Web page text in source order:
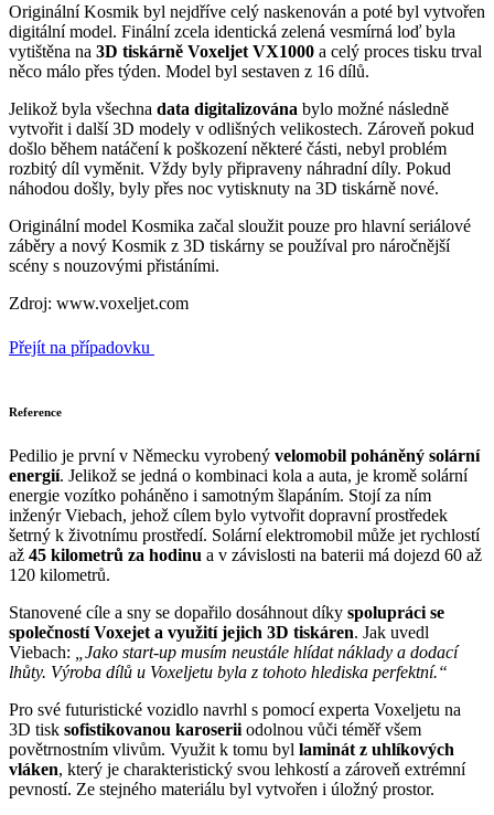
Originální Kosmik byl nejdříve celý naskenován a poté byl vytvořen
digitální model. Finální zcela identická zelená vesmírná loď byla
vytištěna na 3D tiskárně Voxeljet VX1000 a celý proces tisku trval
něco málo přes týden. Model byl sestaven z 16 dílů.
Jelikož byla všechna data digitalizována bylo možné následně
vytvořit i další 3D modely v odlišných velikostech. Zároveň pokud
došlo během natáčení k poškození některé části, nebyl problém
rozbitý díl vyměnit. Vždy byly připraveny náhradní díly. Pokud
náhodou došly, byly přes noc vytisknuty na 3D tiskárně nové.
Originální model Kosmika začal sloužit pouze pro hlavní seriálové
záběry a nový Kosmik z 3D tiskárny se používal pro náročnější
scény s nouzovými přistáními.
Zdroj: www.voxeljet.com
Přejít na případovku
Reference
Pedilio je první v Německu vyrobený velomobil poháněný solární
energií. Jelikož se jedná o kombinaci kola a auta, je kromě solární
energie vozítko poháněno i samotným šlapáním. Stojí za ním
inženýr Viebach, jehož cílem bylo vytvořit dopravní prostředek
šetrný k životnímu prostředí. Solární elektromobil může jet rychlostí
až 45 kilometrů za hodinu a v závislosti na baterii má dojezd 60 až
120 kilometrů.
Stanovené cíle a sny se dopařilo dosáhnout díky spolupráci se
společností Voxejet a využití jejich 3D tiskáren. Jak uvedl
Viebach:
„Jako start-up musím neustále hlídat náklady a dodací
lhůty. Výroba dílů u Voxeljetu byla z tohoto hlediska perfektní.“
Pro své futuristické vozidlo navrhl s pomocí experta Voxeljetu na
3D tisk sofistikovanou karoserii odolnou vůči téměř všem
povětrnostním vlivům. Využit k tomu byl laminát z uhlíkových
vláken, který je charakteristický svou lehkostí a zároveň extrémní
pevností. Ze stejného materiálu byl vytvořen i úložný prostor.